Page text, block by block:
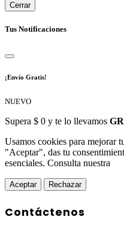
Cerrar
Tus Notificaciones
¡Envío Gratis!
NUEVO
Supera $ 0 y te lo llevamos
Usamos cookies para mejorar
"Aceptar", das tu
esenciales. Consulta nuestra
Aceptar Rechazar
Contáctenos